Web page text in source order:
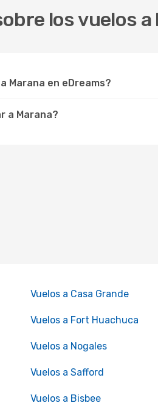
los vuelos a
Marana en eDreams?
a Marana?
Vuelos a Casa Grande
Vuelos a Fort Huachuca
Vuelos a Nogales
Vuelos a Safford
Vuelos a Bisbee